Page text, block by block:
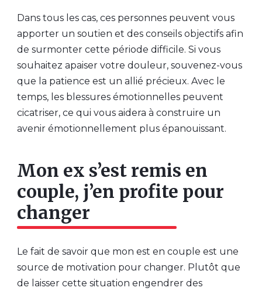
Dans tous les cas, ces personnes peuvent vous
apporter un soutien et des conseils objectifs afin
de surmonter cette période difficile. Si vous
souhaitez apaiser votre douleur, souvenez-vous
que la patience est un allié précieux. Avec le
temps, les blessures émotionnelles peuvent
cicatriser, ce qui vous aidera à construire un
avenir émotionnellement plus épanouissant.
Mon ex s’est remis en
couple, j’en profite pour
changer
Le fait de savoir que mon est en couple est une
source de motivation pour changer. Plutôt que
de laisser cette situation engendrer des